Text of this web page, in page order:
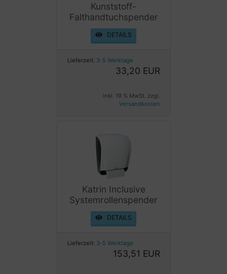
Kunststoff-
Falthandtuchspender
DETAILS
Lieferzeit: 3-5 Werktage
33,20 EUR
inkl. 19 % MwSt. zzgl.
Versandkosten
Katrin Inclusive
Systemrollenspender
DETAILS
Lieferzeit: 3-5 Werktage
153,51 EUR